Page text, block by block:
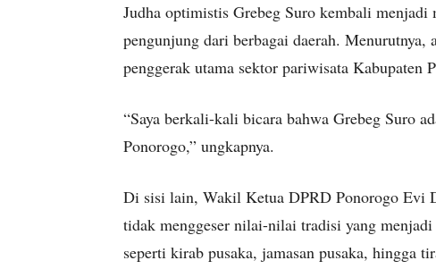
Judha optimistis Grebeg Suro kembali menjadi
pengunjung dari berbagai daerah. Menurutnya,
penggerak utama sektor pariwisata Kabupaten
“Saya berkali-kali bicara bahwa Grebeg Suro
Ponorogo,” ungkapnya.
Di sisi lain, Wakil Ketua DPRD Ponorogo Evi
tidak menggeser nilai-nilai tradisi yang
seperti kirab pusaka, jamasan pusaka, hingga